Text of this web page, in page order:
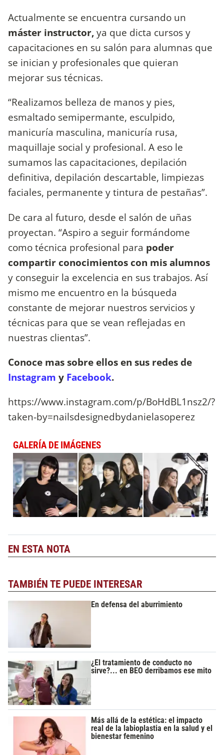
Actualmente se encuentra cursando un
máster instructor,ya que dicta cursos y
capacitaciones en su salón para alumnas que
se inician y profesionales que quieran
mejorar sus técnicas.
“Realizamos belleza de manos y pies,
esmaltado semipermante, esculpido,
manicuría masculina, manicuría rusa,
maquillaje social y profesional. A eso le
sumamos las capacitaciones, depilación
definitiva, depilación descartable, limpiezas
faciales, permanente y tintura de pestañas”.
De cara al futuro, desde el salón de uñas
proyectan. “Aspiro a seguir formándome
como técnica profesional para poder
compartir conocimientos con mis alumnos
y conseguir la excelencia en sus trabajos. Así
mismo me encuentro en la búsqueda
constante de mejorar nuestros servicios y
técnicas para que se vean reflejadas en
nuestras clientas”.
Conoce mas sobre ellos en sus redes de
Instagram y Facebook.
https://www.instagram.com/p/BoHdBL1nsz2/?
taken-by=nailsdesignedbydanielasoperez
GALERÍA DE IMÁGENES
EN ESTA NOTA
TAMBIÉN TE PUEDE INTERESAR
En defensa del aburrimiento
¿El tratamiento de conducto no
sirve?... en BEO derribamos ese mito
Más allá de la estética: el impacto
real de la labioplastia en la salud y el
bienestar femenino